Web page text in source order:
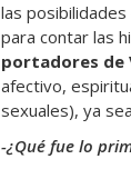
las
para contar las
portadores de
afectivo,
sexuales), ya
-¿Qué fue lo